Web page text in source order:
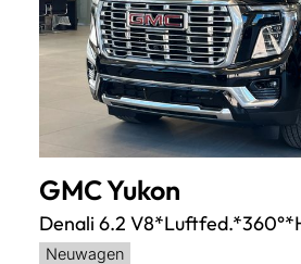
GMCYukon
Denali 6.2
Neuwagen